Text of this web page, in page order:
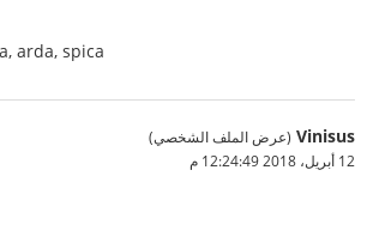
arda, spica
Vinisus (عرض الملف الشخصي)
12 أبريل، 2018 12:24:49 م